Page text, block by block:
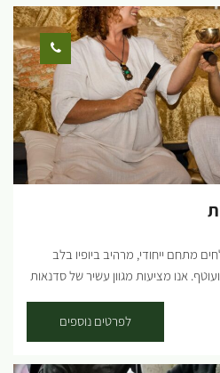
או משפחתית באווירה של כיף! בסטודיו
לבקשתכם; סדנאות מוצרי בטון -
שעונים, תחתית לסיר ועוד. סדנאות
דקורטיבית, קוביות השראה, מתלה
מוזיקה | פינת קפה | שירותים במקום
גמיש לפי הצורך. מחיר: משתנה בהתאם
למספר המשתתפים בתיאום מראש. הסדנאות בתיאום מראש ב'-ה': 9:00-
מתחם ייחודי, מרהיב ביופיו בלב
אנו מציעות מגוון עשיר של סדנאות
– תובנות וכלים מהלב • מעגלי נשים –
– סיפור חייך עולה לבמה • חיים
• כתיבה אינטואיטיבית – כלי ריפוי
לפרטים נוספים